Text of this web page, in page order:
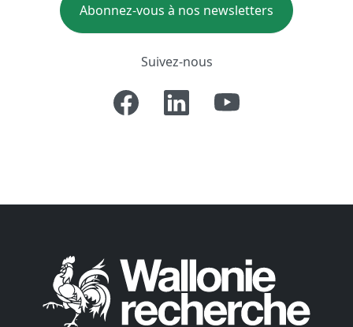
Abonnez-vous à nos newsletters
Suivez-nous